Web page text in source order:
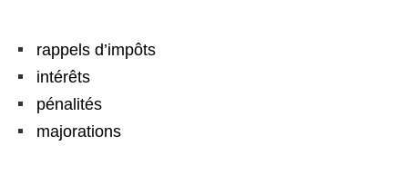
rappels d’impôts
intérêts
pénalités
majorations